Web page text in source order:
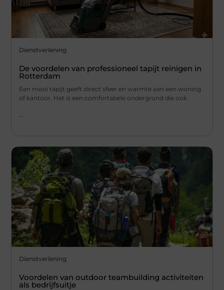
Dienstverlening
De voordelen van professioneel tapijt reinigen in
Rotterdam
Een mooi tapijt geeft direct sfeer en warmte aan een woning
of kantoor. Het is een comfortabele ondergrond die ook
Dienstverlening
Voordelen van outdoor teambuilding activiteiten
als bedrijfsuitje